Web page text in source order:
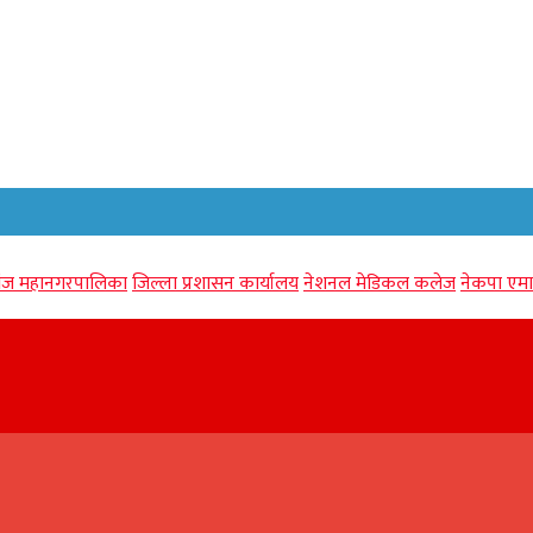
महानगरपालिकाजिल्ला प्रशासन कार्यालयनेशनल मेडिकल कलेजनेकपा